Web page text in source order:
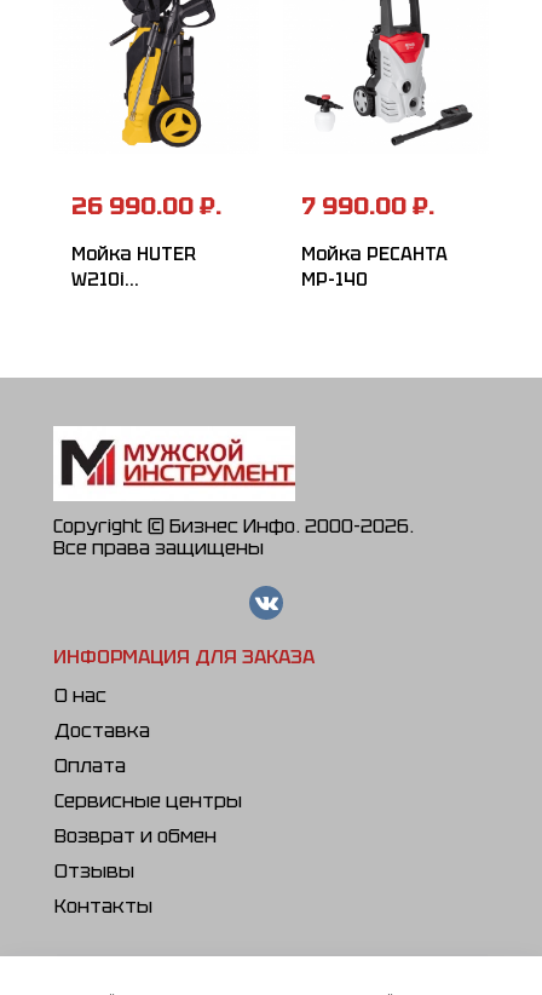
26 990.00 ₽.
Мойка HUTER
W210i
7 990.00 ₽.
Мойка РЕСАНТА
МР-140
Copyright © Бизнес Инфо. 2000-2026.
Все права защищены
ИНФОРМАЦИЯ ДЛЯ ЗАКАЗА
О нас
Доставка
Оплата
Сервисные центры
Возврат и обмен
Отзывы
Контакты